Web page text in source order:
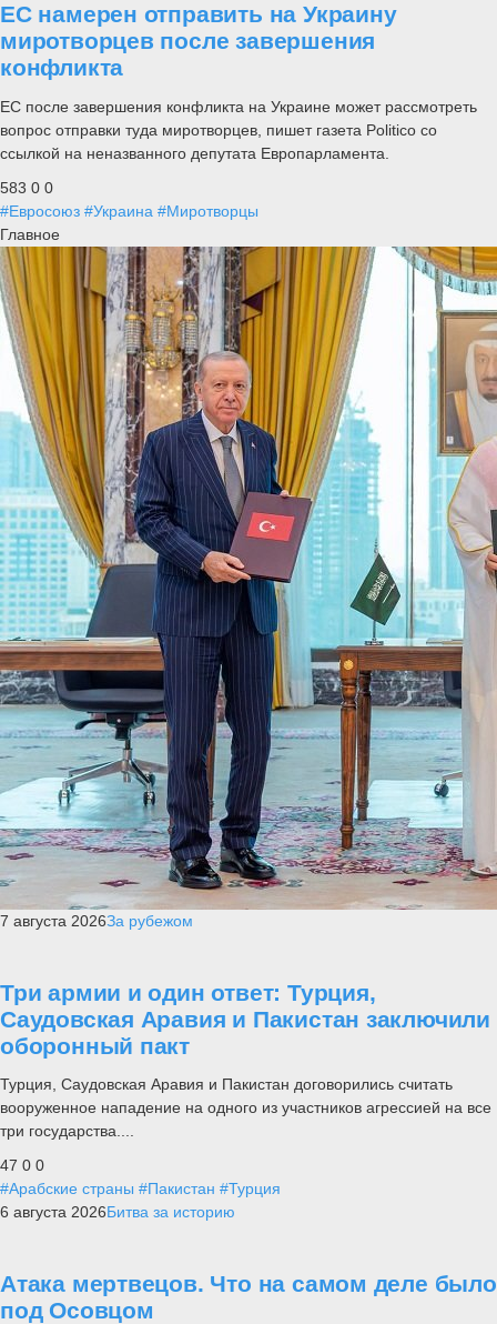
ЕС намерен отправить на Украину
миротворцев после завершения
конфликта
ЕС после завершения конфликта на Украине может рассмотреть
вопрос отправки туда миротворцев, пишет газета Politico со
ссылкой на неназванного депутата Европарламента.
583 0 0
#Евросоюз #Украина #Миротворцы
Главное
7 августа 2026За рубежом
Три армии и один ответ: Турция,
Саудовская Аравия и Пакистан заключили
оборонный пакт
Турция, Саудовская Аравия и Пакистан договорились считать
вооруженное нападение на одного из участников агрессией на все
три государства....
47 0 0
#Арабские страны #Пакистан #Турция
6 августа 2026Битва за историю
Атака мертвецов. Что на самом деле было
под Осовцом